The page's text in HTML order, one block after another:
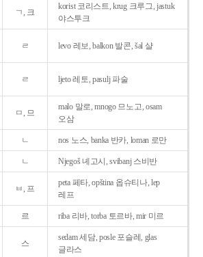
ㄱ, 크
korist 코리스트, krug 크루그, jastuk
야스투크
ㄹ levo 레보, balkon 발콘, šal 샬
ㄹ ljeto 레토, pasulj 파술
ㅁ, 므
malo 말로, mnogo 므노고, osam
오삼
ㄴ nos 노스, banka 반카, loman 로만
ㄴ Njegoš 녜고시, svibanj 스비반
ㅂ, 프
peta 페타, opština 옵슈티나, lep
레프
르 riba 리바, torba 토르바, mir 미르
스
sedam 세담, posle 포슬레, glas
글라스